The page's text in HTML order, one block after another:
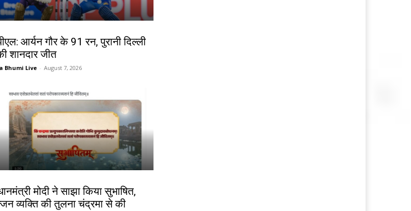
आर्यन गौर के 91 रन, पुरानी दिल्ली
शानदार जीत
Bhumi Live - August 7, 2026
मोदी ने साझा किया सुभाषित,
व्यक्ति की तुलना चंद्रमा से की